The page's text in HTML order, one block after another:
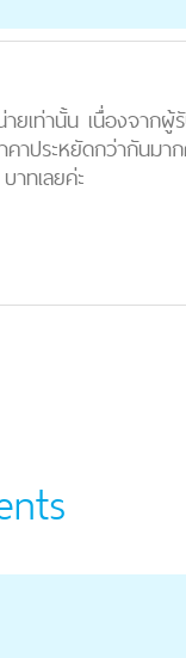
ยเท่านั้น เนื่องจาก
าประหยัดกว่ากันม
ทเลยค่ะ